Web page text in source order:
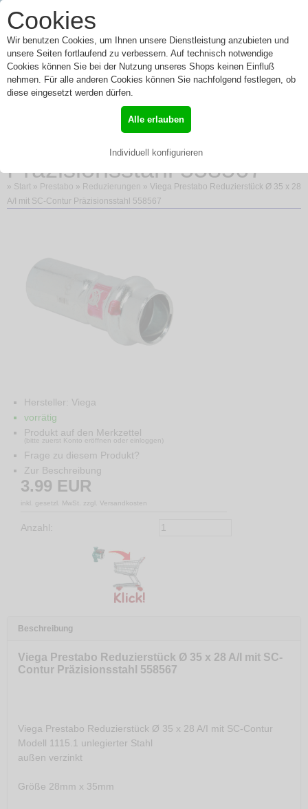
Cookies
Wir benutzen Cookies, um Ihnen unsere Dienstleistung anzubieten und
unsere Seiten fortlaufend zu verbessern. Auf technisch notwendige
Cookies können Sie bei der Nutzung unseres Shops keinen Einfluß
nehmen. Für alle anderen Cookies können Sie nachfolgend festlegen, ob
diese eingesetzt werden dürfen.
Alle erlauben
Individuell konfigurieren
Toggle
Menü
Viega Prestabo
Reduzierstück Ø 35 x 28
A/I mit SC-Contur
Präzisionsstahl 558567
» Start » Prestabo » Reduzierungen » Viega Prestabo Reduzierstück Ø 35 x 28
A/I mit SC-Contur Präzisionsstahl 558567
Hersteller: Viega
vorrätig
Produkt auf den Merkzettel
(bitte zuerst Konto eröffnen oder einloggen)
Frage zu diesem Produkt?
Zur Beschreibung
3.99 EUR
inkl. gesetzl. MwSt. zzgl. Versandkosten
Anzahl:
Beschreibung
Viega Prestabo Reduzierstück Ø 35 x 28 A/I mit SC-
Contur Präzisionsstahl 558567
Viega Prestabo Reduzierstück Ø 35 x 28 A/I mit SC-Contur
Modell 1115.1 unlegierter Stahl
außen verzinkt
Größe 28mm x 35mm